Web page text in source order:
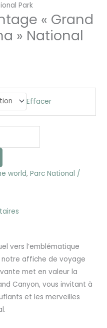
Park
« Grand
» National
Effacer
world,Parc National /
vers l’emblématique
notre affiche de voyage
met en valeur la
Canyon, vous invitant à
et les merveilles